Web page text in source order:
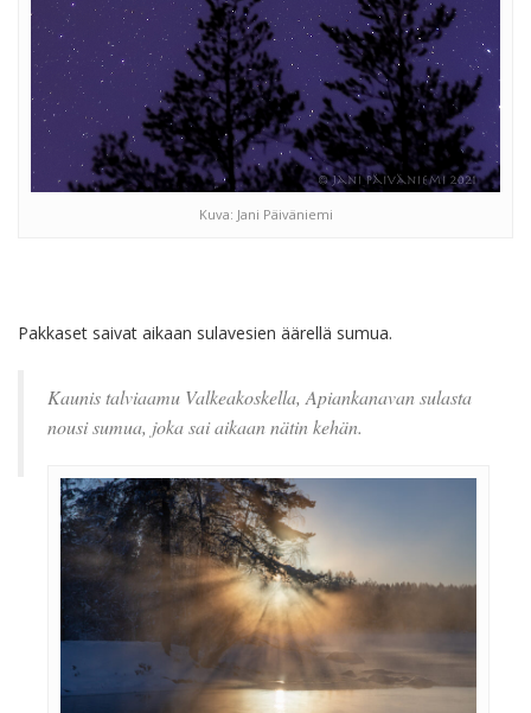
Kuva: Jani Päiväniemi
Pakkaset saivat aikaan sulavesien äärellä sumua.
Kaunis talviaamu Valkeakoskella, Apiankanavan sulasta
nousi sumua, joka sai aikaan nätin kehän.